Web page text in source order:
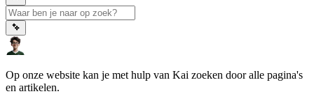
Op onze website kan je met hulp van Kai zoeken door alle pagina's
en artikelen.